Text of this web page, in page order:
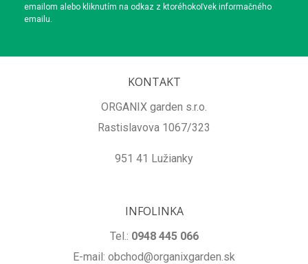
emailom alebo kliknutím na odkaz z ktoréhokoľvek informačného
emailu.
KONTAKT
ORGANIX garden s.r.o.
Rastislavova 1067/323
951 41 Lužianky
INFOLINKA
Tel.: 0948 445 066
E-mail: obchod@organixgarden.sk